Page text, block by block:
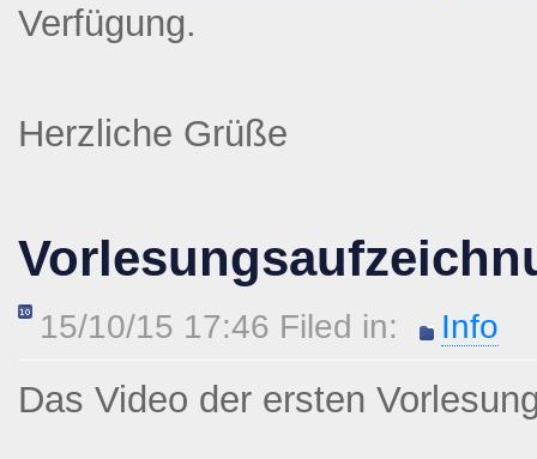
Verfügung.
Herzliche Grüße
15/10/15 17:46 Filed in: Info
Das Video der ersten